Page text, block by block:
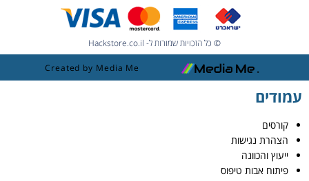
© כל הזכויות שמורות ל- Hackstore.co.il
Created by Media Me
עמודים
קורסים
הצהרת נגישות
ייעוץ והכוונה
פיתוח אבות טיפוס